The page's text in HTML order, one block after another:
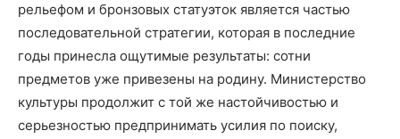
рельефом и бронзовых статуэток является частью
последовательной стратегии, которая в последние
годы принесла ощутимые результаты: сотни
предметов уже привезены на родину. Министерство
культуры продолжит с той же настойчивостью и
серьезностью предпринимать усилия по поиску,